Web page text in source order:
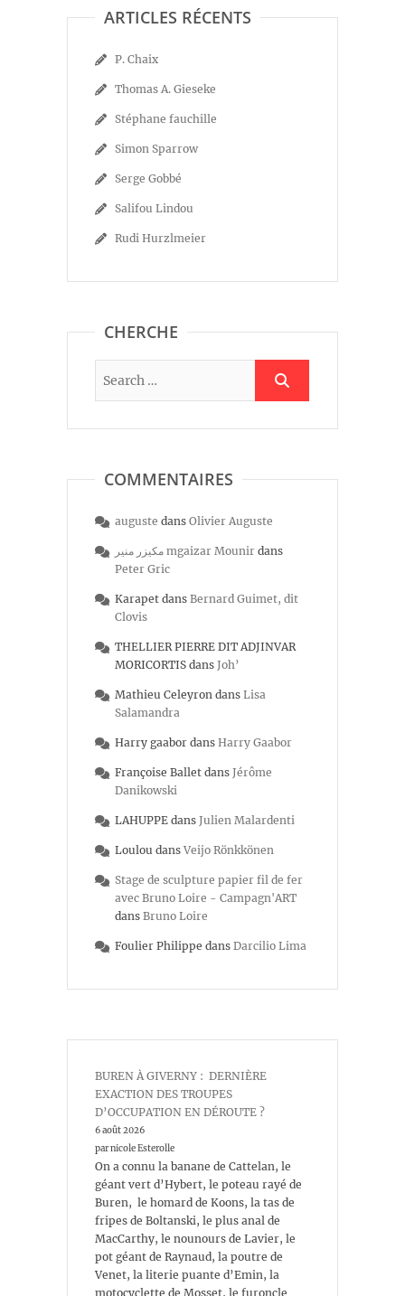
ARTICLES RÉCENTS
P. Chaix
Thomas A. Gieseke
Stéphane fauchille
Simon Sparrow
Serge Gobbé
Salifou Lindou
Rudi Hurzlmeier
CHERCHE
COMMENTAIRES
auguste dans Olivier Auguste
مكيزر منير mgaizar Mounir dans
Peter Gric
Karapet dans Bernard Guimet, dit
Clovis
THELLIER PIERRE DIT ADJINVAR
MORICORTIS dans Joh’
Mathieu Celeyron dans Lisa
Salamandra
Harry gaabor dans Harry Gaabor
Françoise Ballet dans Jérôme
Danikowski
LAHUPPE dans Julien Malardenti
Loulou dans Veijo Rönkkönen
Stage de sculpture papier fil de fer
avec Bruno Loire - Campagn'ART
dans Bruno Loire
Foulier Philippe dans Darcilio Lima
BUREN À GIVERNY : DERNIÈRE
EXACTION DES TROUPES
D’OCCUPATION EN DÉROUTE ?
6 août 2026
par nicole Esterolle
On a connu la banane de Cattelan, le
géant vert d’Hybert, le poteau rayé de
Buren, le homard de Koons, la tas de
fripes de Boltanski, le plus anal de
MacCarthy, le nounours de Lavier, le
pot géant de Raynaud, la poutre de
Venet, la literie puante d’Emin, la
motocyclette de Mosset, le furoncle